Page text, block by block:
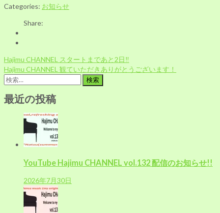
Categories: お知らせ
Share:
投
稿
ナ
ビ
ゲ
ー
Hajimu CHANNEL スタートまであと2日‼
Hajimu CHANNEL 観ていただきありがとうございます！
検
最近の投稿
YouTube Hajimu CHANNEL vol.132 配信のお知らせ!!
2026年7月30日